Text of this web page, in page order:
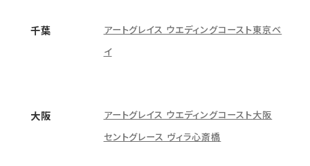
千葉
アートグレイス ウエディングコースト東京ベ
イ
大阪
アートグレイス ウエディングコースト大阪
セントグレース ヴィラ心斎橋